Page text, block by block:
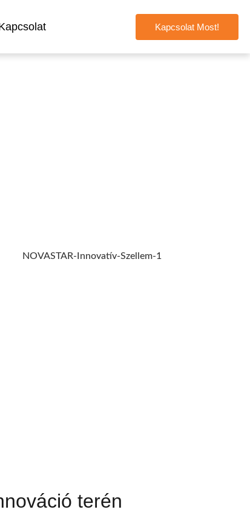
Kapcsolat Most!
terén